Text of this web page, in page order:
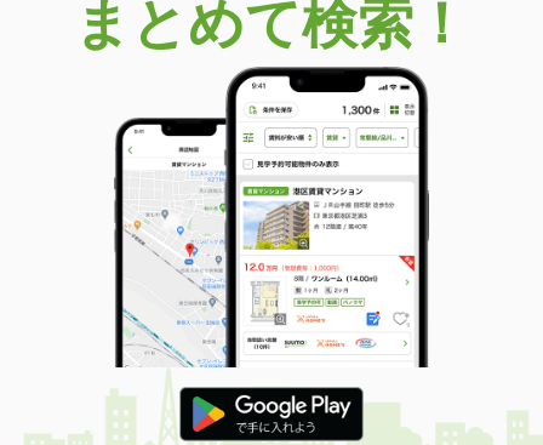
まとめて検索！